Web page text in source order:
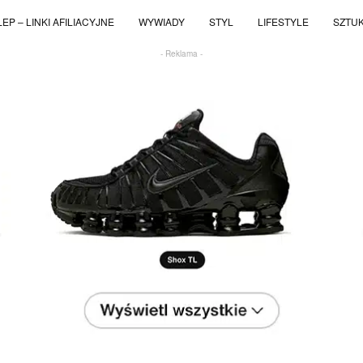
– LINKI AFILIACYJNE WYWIADY STYL LIFESTYLE
- Reklama -